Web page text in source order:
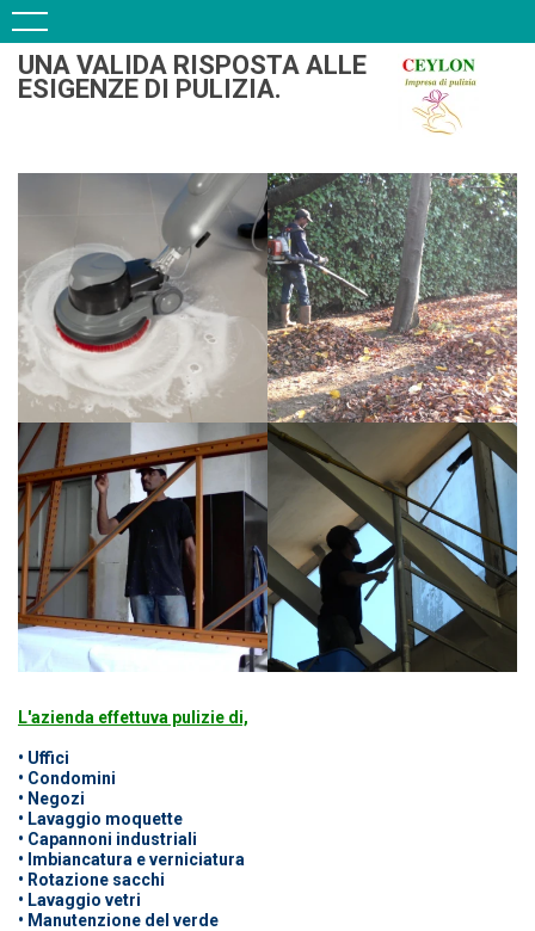
UNA VALIDA RISPOSTA ALLE
ESIGENZE DI PULIZIA.
L'azienda effettuva pulizie di,
• Uffici
• Condomini
• Negozi
• Lavaggio moquette
• Capannoni industriali
• Imbiancatura e verniciatura
• Rotazione sacchi
• Lavaggio vetri
• Manutenzione del verde